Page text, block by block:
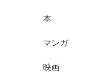
本
マンガ
映画